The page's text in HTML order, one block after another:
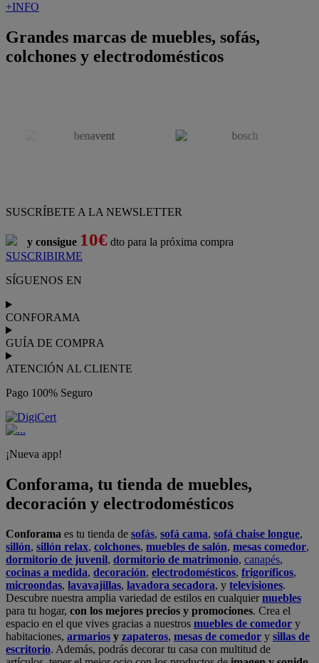
+INFO
Grandes marcas de muebles, sofás,
colchones y electrodomésticos
SUSCRÍBETE A LA NEWSLETTER
y consigue 10€ dto para la próxima compra
SUSCRIBIRME
SÍGUENOS EN
CONFORAMA
GUÍA DE COMPRA
ATENCIÓN AL CLIENTE
Pago 100% Seguro
¡Nueva app!
Conforama, tu tienda de muebles,
decoración y electrodomésticos
Conforama es tu tienda de sofás, sofá cama, sofá chaise longue,
sillón, sillón relax, colchones, muebles de salón, mesas comedor,
dormitorio de juvenil, dormitorio de matrimonio, canapés,
cocinas a medida, decoración, electrodomésticos, frigoríficos,
microondas, lavavajillas, lavadora secadora, y televisiones.
Descubre nuestra amplia variedad de estilos en cualquiermuebles
para tu hogar, con los mejores precios y promociones. Crea el
espacio en el que vives gracias a nuestros muebles de comedor y
habitaciones, armarios y zapateros, mesas de comedor y sillas de
escritorio. Además, podrás decorar tu casa con multitud de